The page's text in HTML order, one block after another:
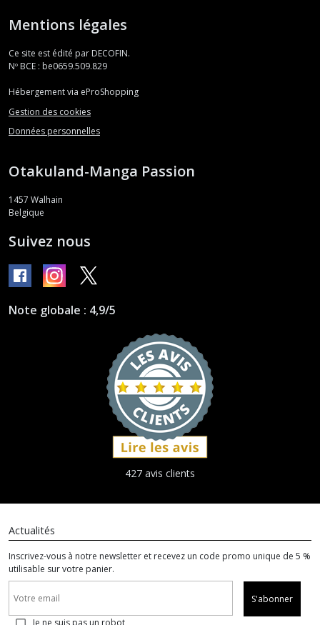
Mentions légales
Ce site est édité par DECOFIN.
Nº BCE : be0659.509.829
Hébergement via eProShopping
Gestion des cookies
Données personnelles
Otakuland-Manga Passion
1457 Walhain
Belgique
Suivez nous
Note globale : 4,9/5
427 avis clients
Actualités
Inscrivez-vous à notre newsletter et recevez un code promo unique de 5 %
utilisable sur votre panier.
S'abonner